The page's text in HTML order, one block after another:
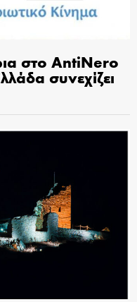
στο AntiNero
συνεχίζει